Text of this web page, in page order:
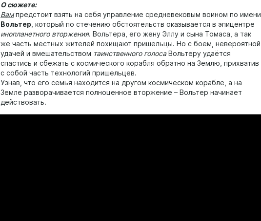
О сюжете:
Вампредстоит взять на себя управление средневековым воином по имени
Вольтер , который по стечению обстоятельств оказывается в эпицентре
инопланетного вторжения. Вольтера, его жену Эллу и сына Томаса, а так
же часть местных жителей похищают пришельцы. Но с боем, невероятной
удачей и вмешательством таинственного голосаВольтеру удаётся
спастись и сбежать с космического корабля обратно на Землю, прихватив
с собой часть технологий пришельцев.
Узнав, что его семья находится на другом космическом корабле, а на
Земле разворачивается полноценное вторжение – Вольтер начинает
действовать.